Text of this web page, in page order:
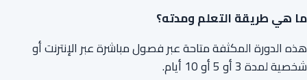
ما هي طريقة التعلم ومدته؟
هذه الدورة المكثفة متاحة عبر فصول مباشرة عبر الإنترنت أو
شخصية لمدة 3 أو 5 أو 10 أيام.